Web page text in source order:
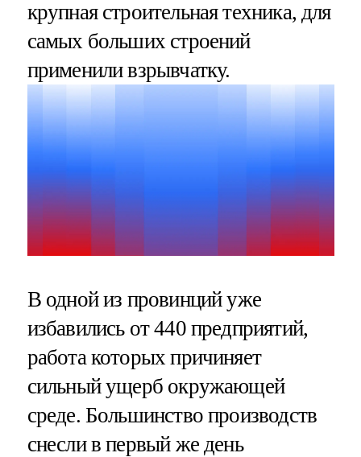
крупная строительная техника, для
самых больших строений
применили взрывчатку.
В одной из провинций уже
избавились от 440 предприятий,
работа которых причиняет
сильный ущерб окружающей
среде. Большинство производств
снесли в первый же день